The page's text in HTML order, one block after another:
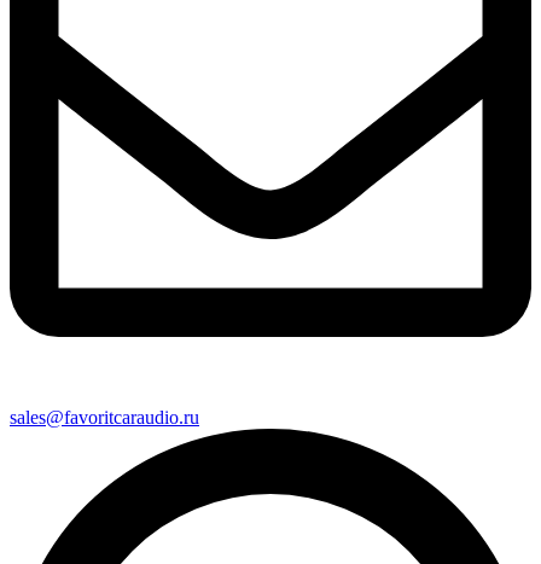
sales@favoritcaraudio.ru